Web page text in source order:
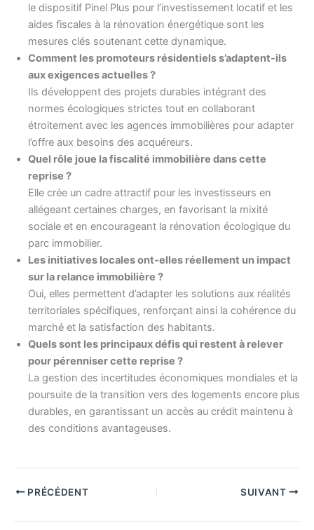
le dispositif Pinel Plus pour l’investissement locatif et les
aides fiscales à la rénovation énergétique sont les
mesures clés soutenant cette dynamique.
Comment les promoteurs résidentiels s’adaptent-ils
aux exigences actuelles ?
Ils développent des projets durables intégrant des
normes écologiques strictes tout en collaborant
étroitement avec les agences immobilières pour adapter
l’offre aux besoins des acquéreurs.
Quel rôle joue la fiscalité immobilière dans cette
reprise ?
Elle crée un cadre attractif pour les investisseurs en
allégeant certaines charges, en favorisant la mixité
sociale et en encourageant la rénovation écologique du
parc immobilier.
Les initiatives locales ont-elles réellement un impact
sur la relance immobilière ?
Oui, elles permettent d’adapter les solutions aux réalités
territoriales spécifiques, renforçant ainsi la cohérence du
marché et la satisfaction des habitants.
Quels sont les principaux défis qui restent à relever
pour pérenniser cette reprise ?
La gestion des incertitudes économiques mondiales et la
poursuite de la transition vers des logements encore plus
durables, en garantissant un accès au crédit maintenu à
des conditions avantageuses.
PRÉCÉDENT SUIVANT